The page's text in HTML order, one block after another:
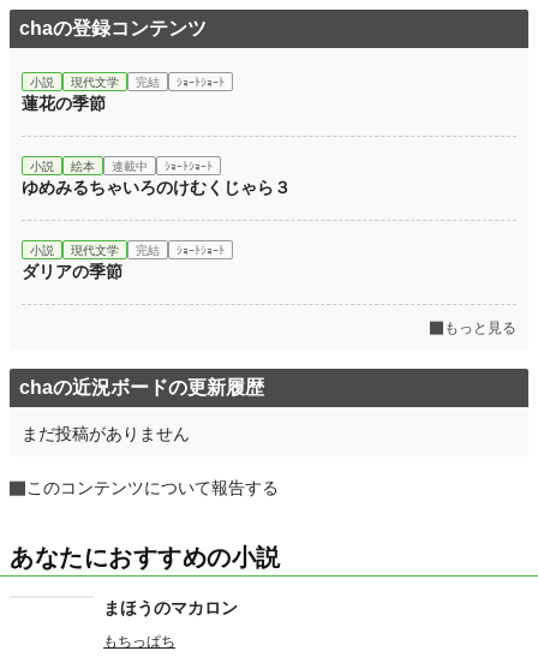
chaの登録コンテンツ
小説 現代文学 完結 ｼｮｰﾄｼｮｰﾄ
蓮花の季節
小説 絵本 連載中 ｼｮｰﾄｼｮｰﾄ
ゆめみるちゃいろのけむくじゃら３
小説 現代文学 完結 ｼｮｰﾄｼｮｰﾄ
ダリアの季節
もっと見る
chaの近況ボードの更新履歴
まだ投稿がありません
このコンテンツについて報告する
あなたにおすすめの小説
まほうのマカロン
もちっぱち